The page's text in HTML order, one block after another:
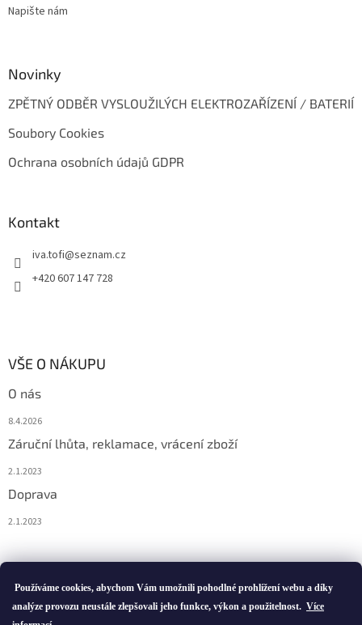
Používáme cookies, abychom Vám umožnili pohodlné prohlížení webu a díky
analýze provozu neustále zlepšovali jeho funkce, výkon a použitelnost. Více
Napište nám
Novinky
ZPĚTNÝ ODBĚR VYSLOUŽILÝCH ELEKTROZAŘÍZENÍ / BATERIÍ
Soubory Cookies
Ochrana osobních údajů GDPR
Kontakt
iva.tofi@seznam.cz
+420 607 147 728
VŠE O NÁKUPU
O nás
8.4.2026
Záruční lhůta, reklamace, vrácení zboží
2.1.2023
Doprava
2.1.2023
Vytvořil Shoptet